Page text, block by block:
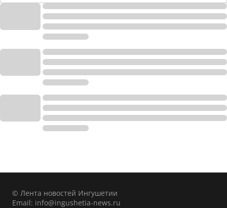
© Лента новостей Ингушетии
Email: info@ingushetia-news.ru